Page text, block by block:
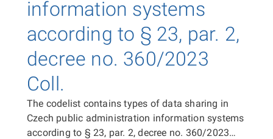
information systems
according to § 23, par. 2,
decree no. 360/2023
Coll.
The codelist contains types of data sharing in
Czech public administration information systems
according to § 23, par. 2, decree no. 360/2023